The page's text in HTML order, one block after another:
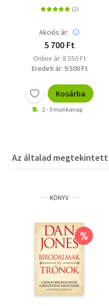
Akciós ár:
5 700 Ft
Online ár: 8 550 Ft
Eredeti ár: 9 500 Ft
Kosárba
2 - 3 munkanap
Az általad
KÖNYV
%